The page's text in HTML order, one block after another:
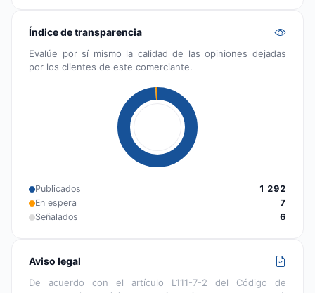
Índice de transparencia
Evalúe por sí mismo la calidad de las opiniones dejadas
por los clientes de este comerciante.
Publicados
1 292
En espera
7
Señalados
6
Aviso legal
De acuerdo con el artículo L111-7-2 del Código de